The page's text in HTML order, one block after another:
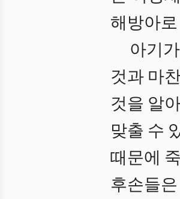
해방아
아기
것과 마
것을 알
맞출 수
때문에
후손들